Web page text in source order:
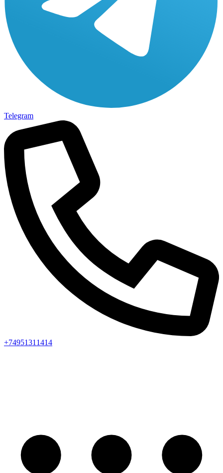
Telegram
+74951311414